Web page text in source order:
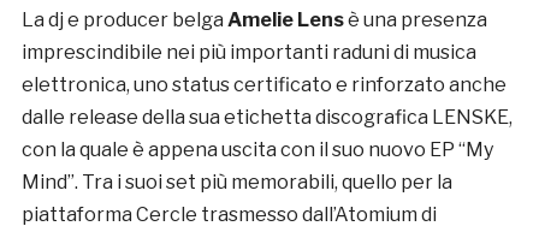
La dj e producer belga Amelie Lensè una presenza
imprescindibile nei più importanti raduni di musica
elettronica, uno status certificato e rinforzato anche
dalle release della sua etichetta discografica LENSKE,
con la quale è appena uscita con il suo nuovo EP “My
Mind”. Tra i suoi set più memorabili, quello per la
piattaforma Cercle trasmesso dall’Atomium di